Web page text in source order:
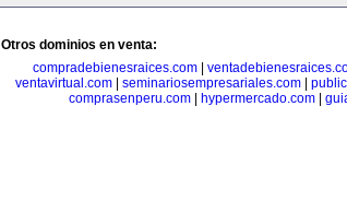
Otros dominios en venta:
compradebienesraices.com
ventavirtual.com
seminariosempresariales.com
comprasenperu.com| hypermercado.com|